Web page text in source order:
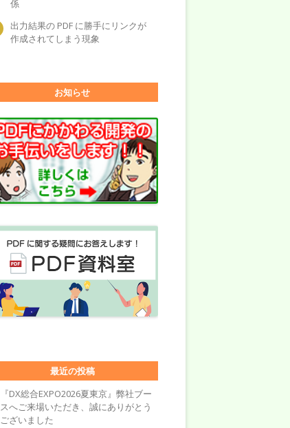
係
出力結果の PDF に勝手にリンクが
作成されてしまう現象
お知らせ
最近の投稿
『DX総合EXPO2026夏東京』弊社ブー
スへご来場いただき、誠にありがとう
ございました